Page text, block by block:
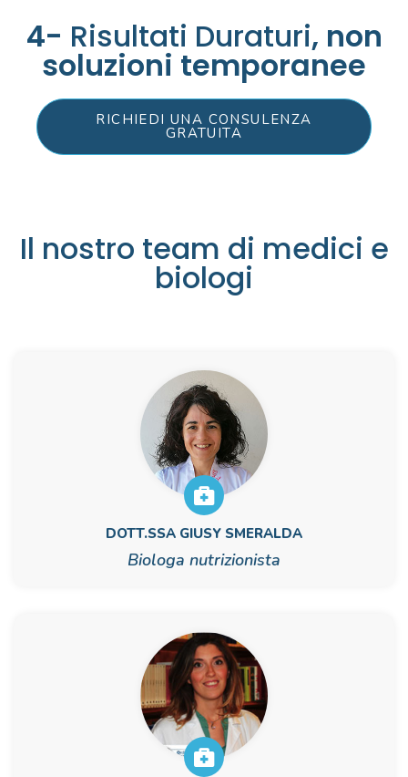
4- Risultati Duraturi, non
soluzioni temporanee
RICHIEDI UNA CONSULENZA
GRATUITA
Il nostro team di medici e
biologi
DOTT.SSA GIUSY SMERALDA
Biologa nutrizionista